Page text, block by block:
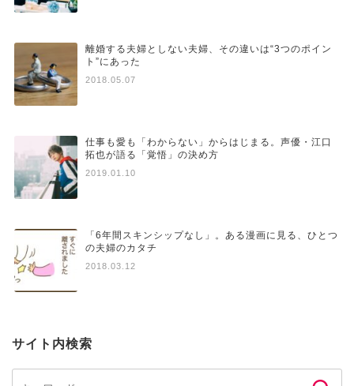
離婚する夫婦としない夫婦、その違いは“3つのポイン
ト”にあった
2018.05.07
仕事も愛も「わからない」からはじまる。声優・江口
拓也が語る「覚悟」の決め方
2019.01.10
「6年間スキンシップなし」。ある漫画に見る、ひとつ
の夫婦のカタチ
2018.03.12
サイト内検索